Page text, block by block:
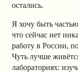
остались.
Я хочу быть
что сейчас нет
работу в России,
Чуть лучше
лабораториях: